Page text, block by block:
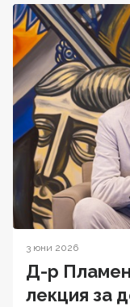
3 юни 2026
Д-р
лекция за